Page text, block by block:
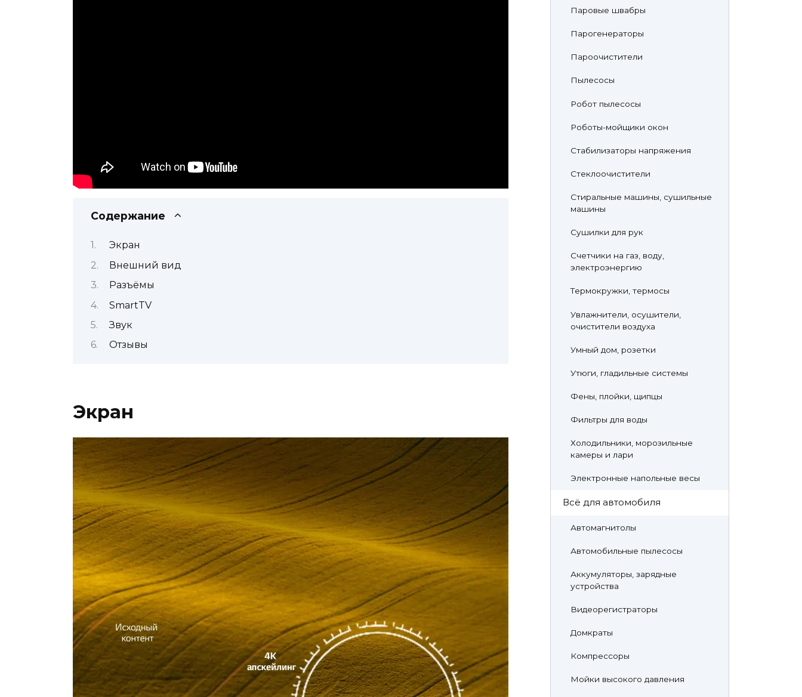
Содержание
Экран
Внешний вид
Разъёмы
SmartTV
Звук
Отзывы
Экран
Паровые швабры
Парогенераторы
Пароочистители
Пылесосы
Робот пылесосы
Роботы-мойщики окон
Стабилизаторы напряжения
Стеклоочистители
Стиральные машины, сушильные
машины
Сушилки для рук
Счетчики на газ, воду,
электроэнергию
Термокружки, термосы
Увлажнители, осушители,
очистители воздуха
Умный дом, розетки
Утюги, гладильные системы
Фены, плойки, щипцы
Фильтры для воды
Холодильники, морозильные
камеры и лари
Электронные напольные весы
Всё для автомобиля
Автомагнитолы
Автомобильные пылесосы
Аккумуляторы, зарядные
устройства
Видеорегистраторы
Домкраты
Компрессоры
Мойки высокого давления